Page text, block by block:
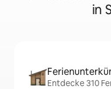
in
Entdecke 310